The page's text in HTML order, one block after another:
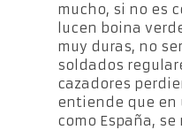
mucho, si no es
lucen boina
muy duras, no
soldados
cazadores
entiende que en
como España,